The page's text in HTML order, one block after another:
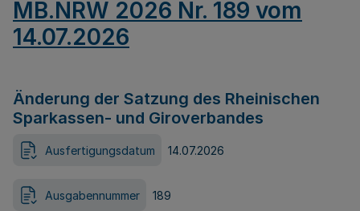
MB.NRW 2026 Nr. 189 vom
14.07.2026
Änderung der Satzung des Rheinischen
Sparkassen- und Giroverbandes
Ausfertigungsdatum 14.07.2026
Ausgabennummer 189